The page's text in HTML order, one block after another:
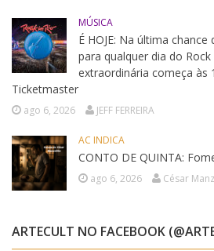
MÚSICA
É HOJE: Na última
para qualquer dia do Rock
extraordinária começa às
Ticketmaster
ago 6, 2026 JEFF FERREIRA
AC INDICA
CONTO DE QUINTA:
ago 6, 2026 César
ARTECULT NO FACEBOOK